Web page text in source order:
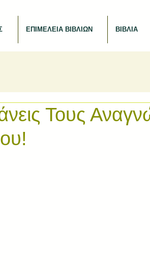
ΕΠΙΜΕΛΕΙΑ ΒΙΒΛΙΩΝ ΒΙΒΛΙΑ
Τους